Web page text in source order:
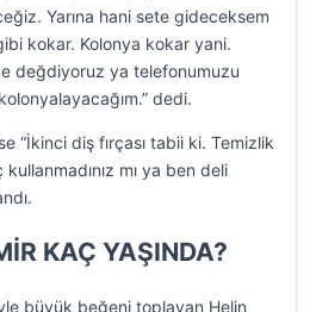
Yarına hani sete gideceksem
kokar. Kolonya kokar yani.
değdiyoruz ya telefonumuzu
dedi.
“İkinci diş fırçası tabii ki. Temizlik
mı ya ben deli
KAÇ YAŞINDA?
büyük beğeni toplayan Helin